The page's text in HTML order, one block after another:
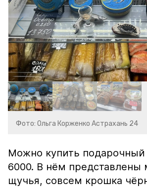
Фото: Ольга Корженко Астрахань 24
Можно купить подарочный
6000. В нём
щучья, совсем крошка